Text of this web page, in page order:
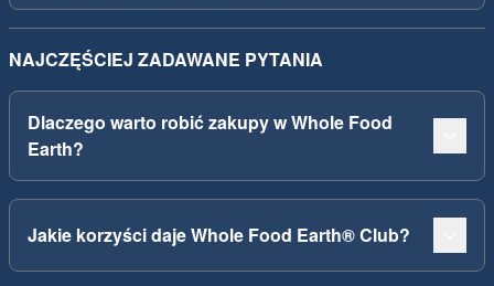
NAJCZĘŚCIEJ ZADAWANE PYTANIA
Dlaczego warto robić zakupy w Whole Food
Earth?
Jakie korzyści daje Whole Food Earth® Club?